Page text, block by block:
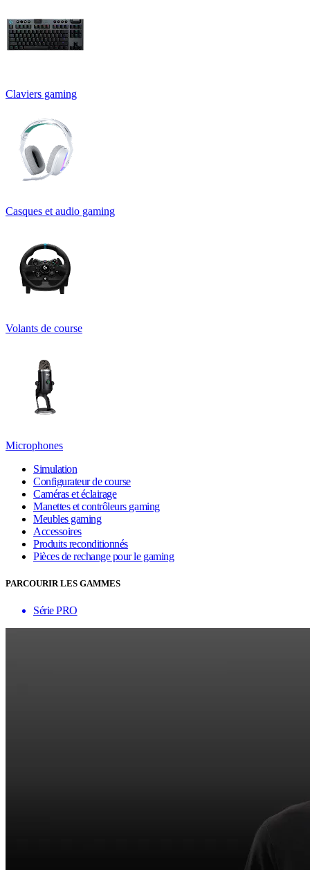
Claviers gaming
Casques et audio gaming
Volants de course
Microphones
Simulation
Configurateur de course
Caméras et éclairage
Manettes et contrôleurs gaming
Meubles gaming
Accessoires
Produits reconditionnés
Pièces de rechange pour le gaming
PARCOURIR LES GAMMES
Série PRO